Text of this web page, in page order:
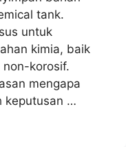
tank.
untuk
kimia, baik
korosif.
mengapa
keputusan …